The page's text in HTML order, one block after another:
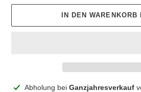
IN DEN WARENKORB
ProduktAbholung bei Ganzjahresverkauf